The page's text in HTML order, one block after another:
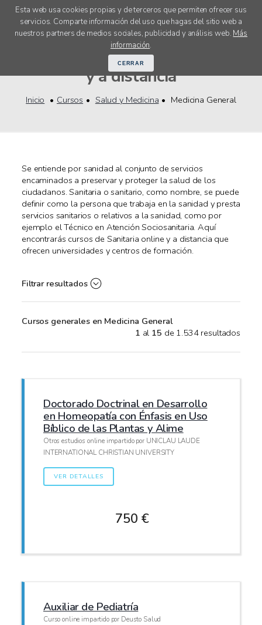
Esta web usa cookies propias y de terceros que permiten ofrecer sus
servicios. Comparte información del uso que hagas del sitio web a
nuestros partners de medios sociales, publicidad y análisis web. Más
información.
CERRAR
menú
Cursos Medicina General online
y a distancia
Inicio Cursos Salud y Medicina Medicina General
Se entiende por sanidad al conjunto de servicios
encaminados a preservar y proteger la salud de los
ciudadanos. Sanitaria o sanitario, como nombre, se puede
definir como la persona que trabaja en la sanidad y presta
servicios sanitarios o relativos a la sanidad, como por
ejemplo el Técnico en Atención Sociosanitaria. Aquí
encontrarás cursos de Sanitaria online y a distancia que
ofrecen universidades y centros de formación.
Filtrar resultados
Cursos generales en Medicina General
1 al 15 de 1.534 resultados
Doctorado Doctrinal en Desarrollo
en Homeopatía con Énfasis en Uso
Bíblico de las Plantas y Alime
Otros estudios online impartido por UNICLAU LAUDE
INTERNATIONAL CHRISTIAN UNIVERSITY
VER DETALLES
750 €
Auxiliar de Pediatría
Curso online impartido por Deusto Salud